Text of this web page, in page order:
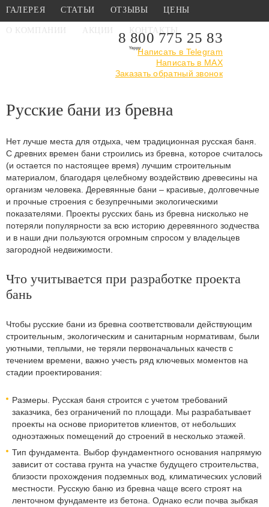
ГАЛЕРЕЯ СТАТЬИ ОТЗЫВЫ ЦЕНЫ
О КОМПАНИИ АКЦИИ КОНТАКТЫ
8 800 775 25 83
Написать в Telegram
Написать в MAX
Заказать обратный звонок
Русские бани из бревна
Русские бани из бревна
Нет лучше места для отдыха, чем традиционная русская баня.
С древних времен бани строились из бревна, которое считалось
(и остается по настоящее время) лучшим строительным
материалом, благодаря целебному воздействию древесины на
организм человека. Деревянные бани – красивые, долговечные
и прочные строения с безупречными экологическими
показателями. Проекты русских бань из бревна нисколько не
потеряли популярности за всю историю деревянного зодчества
и в наши дни пользуются огромным спросом у владельцев
загородной недвижимости.
Что учитывается при разработке проекта
бань
Чтобы русские бани из бревна соответствовали действующим
строительным, экологическим и санитарным нормативам, были
уютными, теплыми, не теряли первоначальных качеств с
течением времени, важно учесть ряд ключевых моментов на
стадии проектирования:
Размеры. Русская баня строится с учетом требований
заказчика, без ограничений по площади. Мы разрабатывает
проекты на основе приоритетов клиентов, от небольших
одноэтажных помещений до строений в несколько этажей.
Тип фундамента. Выбор фундаментного основания напрямую
зависит от состава грунта на участке будущего строительства,
близости прохождения подземных вод, климатических условий
местности. Русскую баню из бревна чаще всего строят на
ленточном фундаменте из бетона. Однако если почва зыбкая